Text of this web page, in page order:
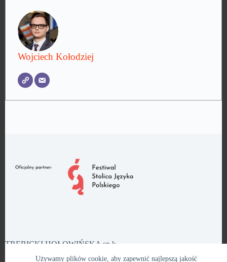
Używamy plików cookie, aby zapewnić najlepszą jakość
Wojciech Kołodziej
TRĘBICKI HOŁOWIŃSKA sp.k.